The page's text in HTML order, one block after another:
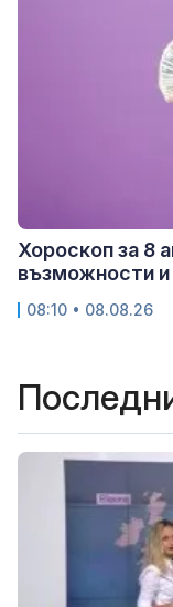
Хороскоп за 8
възможности
08:10 • 08.08.26